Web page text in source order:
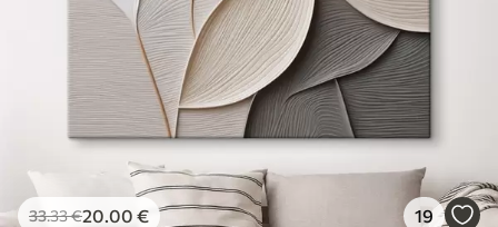
33.33€20.00 € 19